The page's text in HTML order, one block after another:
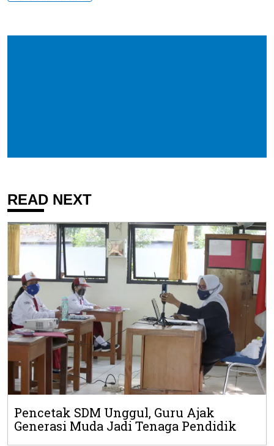
READ NEXT
Pencetak SDM Unggul, Guru Ajak
Generasi Muda Jadi Tenaga Pendidik